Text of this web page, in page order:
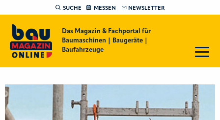
SUCHE MESSEN NEWSLETTER
Das Magazin & Fachportal für
Baumaschinen | Baugeräte |
Baufahrzeuge